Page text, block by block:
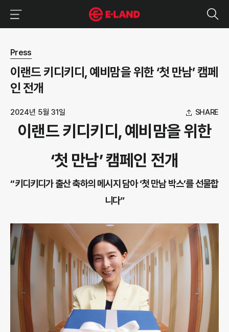
뉴스 상세보기
Press
이랜드 키디키디, 예비맘을 위한 ‘첫 만남’ 캠페
인 전개
2024년 5월 31일 SHARE
이랜드 키디키디, 예비맘을 위한
‘첫 만남’ 캠페인 전개
“키디키디가 출산 축하의 메시지 담아 ‘첫 만남 박스’를 선물합
니다”